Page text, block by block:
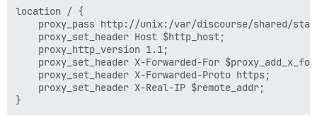
location / {
proxy_pass http://unix:/var/discourse/shared/
    proxy_set_header Host $http_host;
    proxy_http_version 1.1;
proxy_set_header X-Forwarded-For
    proxy_set_header X-Forwarded-Proto https;
    proxy_set_header X-Real-IP $remote_addr;